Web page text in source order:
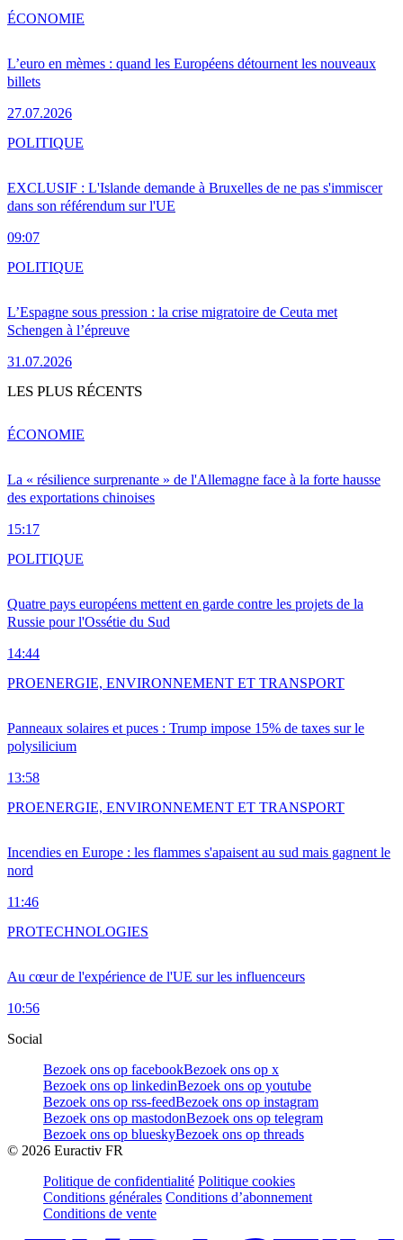
L’euro en mèmes : quand les Européens détournent les nouveaux
billets
27.07.2026
ÉCONOMIE
EXCLUSIF : L'Islande demande à Bruxelles de ne pas s'immiscer
dans son référendum sur l'UE
09:07
POLITIQUE
L’Espagne sous pression : la crise migratoire de Ceuta met
Schengen à l’épreuve
31.07.2026
POLITIQUE
LES PLUS RÉCENTS
La « résilience surprenante » de l'Allemagne face à la forte hausse
des exportations chinoises
15:17
ÉCONOMIE
Quatre pays européens mettent en garde contre les projets de la
Russie pour l'Ossétie du Sud
14:44
POLITIQUE
Panneaux solaires et puces : Trump impose 15% de taxes sur le
polysilicium
13:58
PROENERGIE, ENVIRONNEMENT ET TRANSPORT
Incendies en Europe : les flammes s'apaisent au sud mais gagnent le
nord
11:46
PROENERGIE, ENVIRONNEMENT ET TRANSPORT
Au cœur de l'expérience de l'UE sur les influenceurs
10:56
PROTECHNOLOGIES
Social
Bezoek ons op facebookBezoek ons op x
Bezoek ons op linkedinBezoek ons op youtube
Bezoek ons op rss-feedBezoek ons op instagram
Bezoek ons op mastodonBezoek ons op telegram
Bezoek ons op blueskyBezoek ons op threads
© 2026 Euractiv FR
Politique de confidentialité Politique cookies
Conditions générales Conditions d’abonnement
Conditions de vente